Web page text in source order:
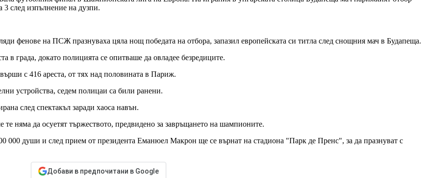
след изпълнение на дузпи.
фенове на ПСЖ празнуваха цяла нощ победата на отбора, запазил европейската си титла след снощния мач в Будапеща.
града, докато полицията се опитваше да овладее безредиците.
с 416 ареста, от тях над половината в Париж.
устройства, седем полицаи са били ранени.
след спектакъл заради хаоса навън.
няма да осуетят тържеството, предвидено за завръщането на шампионите.
000 души и след прием от президента Еманюел Макрон ще се върнат на стадиона "Парк де Пренс", за да празнуват с
Добави в предпочитани в Google